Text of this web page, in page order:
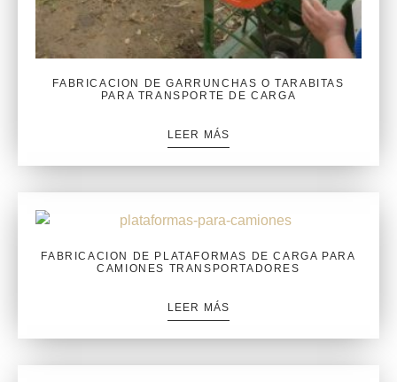
FABRICACION DE GARRUNCHAS O TARABITAS
PARA TRANSPORTE DE CARGA
LEER MÁS
FABRICACION DE PLATAFORMAS DE CARGA PARA
CAMIONES TRANSPORTADORES
LEER MÁS